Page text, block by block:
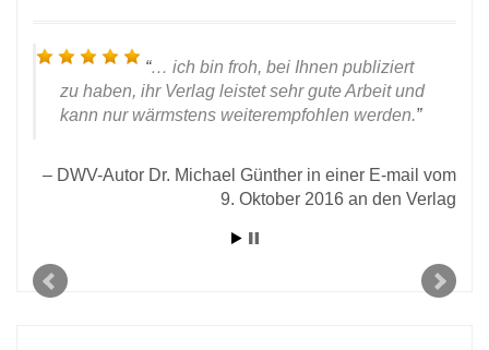
… ich bin froh, bei Ihnen publiziert
zu haben, ihr Verlag leistet sehr gute Arbeit und
kann nur wärmstens weiterempfohlen werden.
DWV-Autor Dr. Michael Günther in einer E-mail vom
9. Oktober 2016 an den Verlag